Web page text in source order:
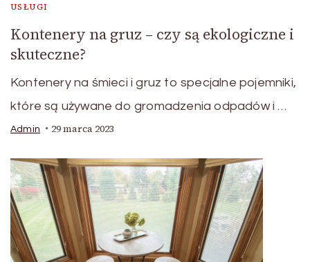
USŁUGI
Kontenery na gruz – czy są ekologiczne i
skuteczne?
Kontenery na śmieci i gruz to specjalne pojemniki,
które są używane do gromadzenia odpadów i …
Admin 29 marca 2023